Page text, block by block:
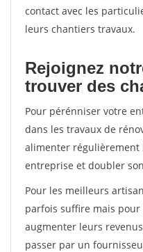
contact avec les
leurs chantiers travaux.
Rejoignez
trouver des
Pour pérénniser votre
dans les travaux de
alimenter régulièrement
entreprise et doubler
Pour les meilleurs
parfois suffire mais
augmenter leurs
passer par un